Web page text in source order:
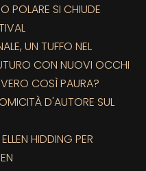
POLARE SI CHIUDE
UN TUFFO NEL
CON NUOVI OCCHI
COSÌ PAURA?
D'AUTORE SUL
HIDDING PER